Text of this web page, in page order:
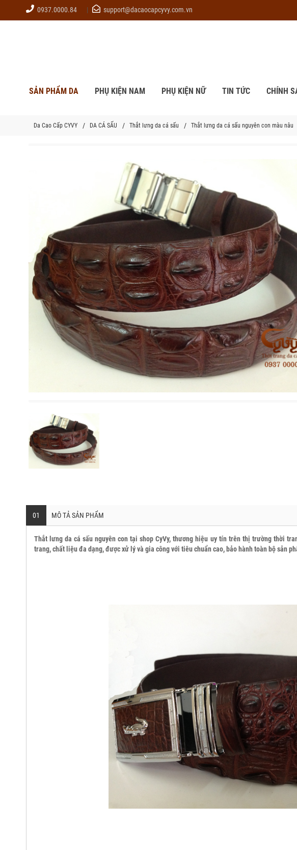
0937.0000.84 support@dacaocapcyvy.com.vn
SẢN PHẨM DA PHỤ KIỆN NAM PHỤ KIỆN NỮ TIN TỨC CHÍNH
Da Cao Cấp CYVY DA CÁ SẤU Thắt lưng da cá sấu Thắt lưng da cá sấu nguyên con màu nâu
01 MÔ TẢ SẢN PHẨM
Thắt lưng da cá sấu nguyên con tại shop CyVy, thương hiệu uy tín trên thị trường thời
trang, chất liệu đa dạng, được xử lý và gia công với tiêu chuẩn cao, bảo hành toàn bộ sản